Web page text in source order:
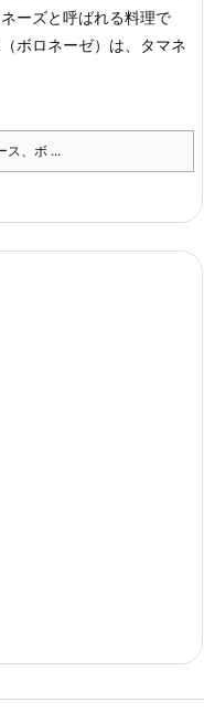
ーズと呼ばれる料理で
ボロネーゼ）は、タマネ
ス、ボ ...